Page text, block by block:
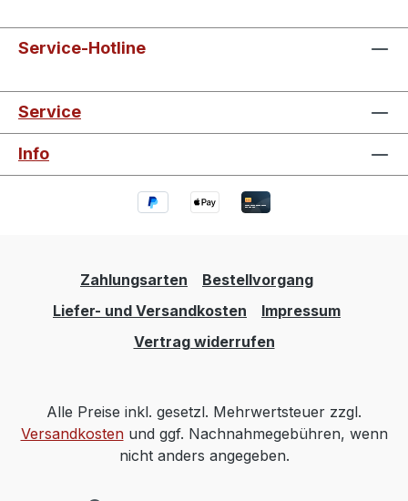
Service-Hotline
Service
Info
Zahlungsarten
Bestellvorgang
Liefer- und Versandkosten
Impressum
Vertrag widerrufen
Alle Preise inkl. gesetzl. Mehrwertsteuer zzgl.
Versandkostenund ggf. Nachnahmegebühren, wenn
nicht anders angegeben.